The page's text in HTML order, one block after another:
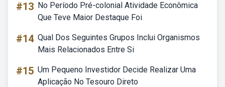
#13 No Período Pré-colonial Atividade Econômica
Que Teve Maior Destaque Foi
#14 Qual Dos Seguintes Grupos Inclui Organismos
Mais Relacionados Entre Si
#15 Um Pequeno Investidor Decide Realizar Uma
Aplicação No Tesouro Direto